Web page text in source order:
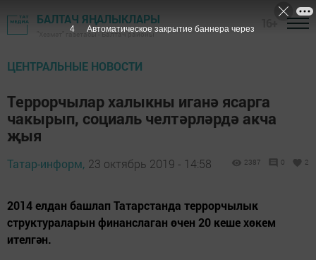
БАЛТАЧ ЯҢАЛЫКЛАРЫ
"Хезмәт" газетасы - Балтач районы
ЦЕНТРАЛЬНЫЕ НОВОСТИ
Террорчылар халыкны иганә ясарга
чакырып, социаль челтәрләрдә акча
җыя
Татар-информ, 23 октябрь 2019 - 14:58 2387 0 2
2014 елдан башлап Татарстанда террорчылык
структураларын финанслаган өчен 20 кеше хөкем
ителгән.
3 Автоматическое закрытие баннера через